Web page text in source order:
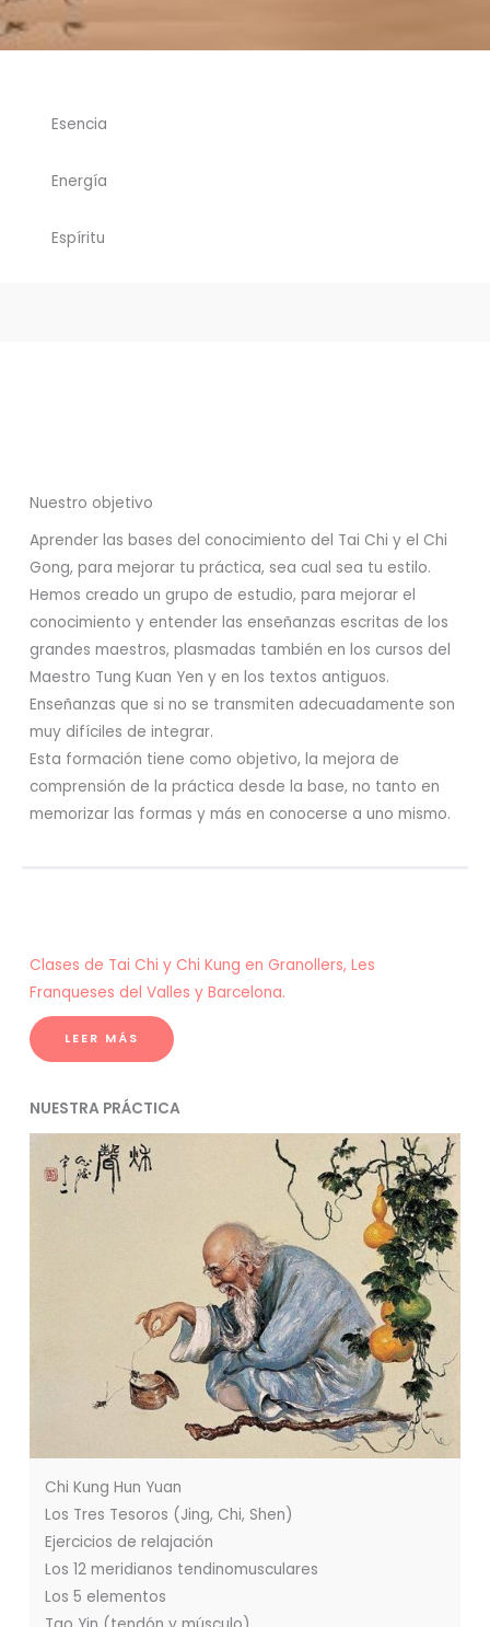
Esencia
Energía
Espíritu
Nuestro objetivo
Aprender las bases del conocimiento del Tai Chi y el Chi
Gong, para mejorar tu práctica, sea cual sea tu estilo.
Hemos creado un grupo de estudio, para mejorar el
conocimiento y entender las enseñanzas escritas de los
grandes maestros, plasmadas también en los cursos del
Maestro Tung Kuan Yen y en los textos antiguos.
Enseñanzas que si no se transmiten adecuadamente son
muy difíciles de integrar.
Esta formación tiene como objetivo, la mejora de
comprensión de la práctica desde la base, no tanto en
memorizar las formas y más en conocerse a uno mismo.
Clases de Tai Chi y Chi Kung en Granollers, Les
Franqueses del Valles y Barcelona.
LEER MÁS
NUESTRA PRÁCTICA
Chi Kung Hun Yuan
Los Tres Tesoros (Jing, Chi, Shen)
Ejercicios de relajación
Los 12 meridianos tendinomusculares
Los 5 elementos